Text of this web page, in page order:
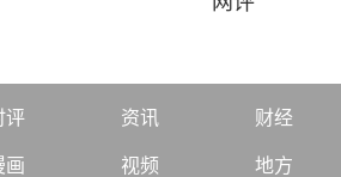
评 资讯 财经
画 视频 地方